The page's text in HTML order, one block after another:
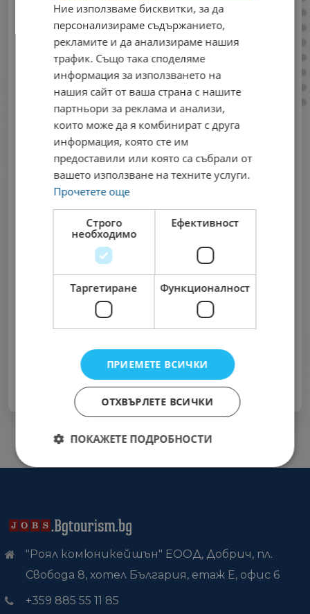
Влез в своя профил, за да можеш да
публикуваш нови обяви в единствения
профилиран портал за работа в сферата
на туризма.
Email
Парола
Забравена парола?
Нямате акаунт ?Регистрирайте се Сега
"Роял комюникейшън" ЕООД, Добрич, пл.
Свобода 8, хотел България, етаж Е, офис 6
+359 885 55 11 85
Ние използваме бисквитки, за да
персонализираме съдържанието,
рекламите и да анализираме нашия
трафик. Също така споделяме
информация за използването на
нашия сайт от ваша страна с нашите
партньори за реклама и анализи,
които може да я комбинират с друга
информация, която сте им
предоставили или която са събрали от
вашето използване на техните услуги.
Прочетете още
Строго
необходимо
Ефективност
Таргетиране Функционалност
ПРИЕМЕТЕ ВСИЧКИ
ОТХВЪРЛЕТЕ ВСИЧКИ
ПОКАЖЕТЕ ПОДРОБНОСТИ